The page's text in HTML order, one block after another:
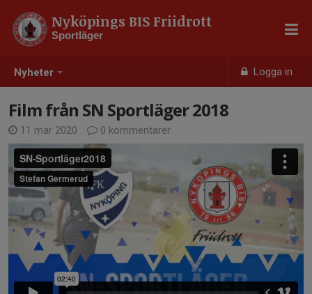
Nyheter Logga in
Nyköpings BIS Friidrott
Sportläger
Film från SN Sportläger 2018
11 mar 2020 0 kommentarer